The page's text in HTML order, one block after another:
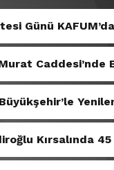
Günü
Caddesi’nde
Kırsalında 45